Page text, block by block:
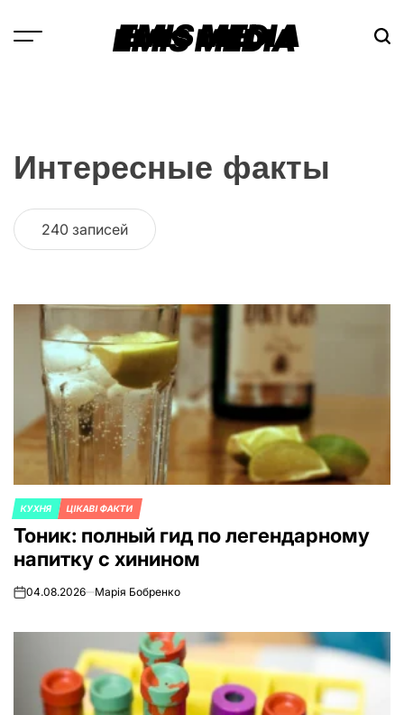
EMIS MEDIA
Интересные факты
240 записей
ОПУБЛИКОВАНО
В
КУХНЯ ЦІКАВІ ФАКТИ
Тоник: полный гид по легендарному
напитку с хинином
on04.08.2026 Марія Бобренко